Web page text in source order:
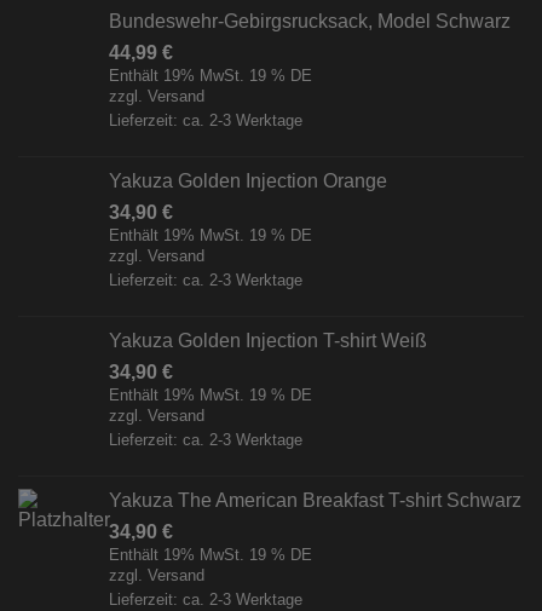
Bundeswehr-Gebirgsrucksack, Model Schwarz
44,99 €
Enthält 19% MwSt. 19 % DE
zzgl. Versand
Lieferzeit: ca. 2-3 Werktage
Yakuza Golden Injection Orange
34,90 €
Enthält 19% MwSt. 19 % DE
zzgl. Versand
Lieferzeit: ca. 2-3 Werktage
Yakuza Golden Injection T-shirt Weiß
34,90 €
Enthält 19% MwSt. 19 % DE
zzgl. Versand
Lieferzeit: ca. 2-3 Werktage
Yakuza The American Breakfast T-shirt Schwarz
34,90 €
Enthält 19% MwSt. 19 % DE
zzgl. Versand
Lieferzeit: ca. 2-3 Werktage